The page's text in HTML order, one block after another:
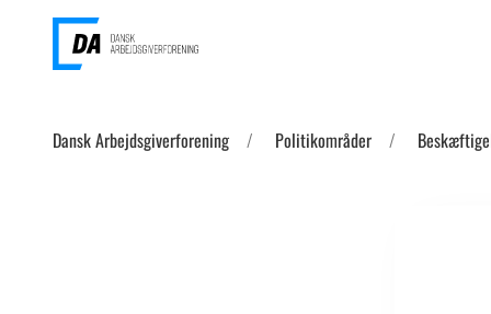
Dansk Arbejdsgiverforening Politikområder